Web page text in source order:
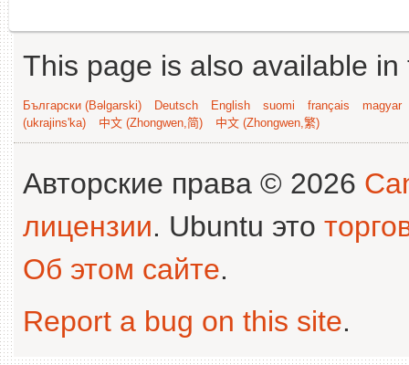
This page is also available
Български (Bəlgarski) Deutsch English suomi français
magyar
(ukrajins'ka)
中文 (Zhongwen,简) 中文 (Zhongwen,繁)
Авторские права © 2026
лицензии. Ubuntu это
Об этом сайте.
Report a bug on this site.